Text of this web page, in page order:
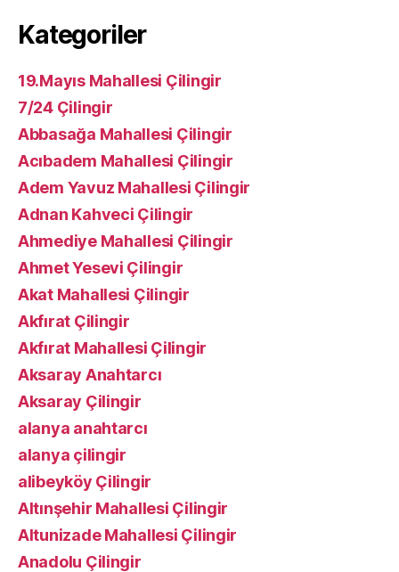
Kategoriler
19.Mayıs Mahallesi Çilingir
7/24 Çilingir
Abbasağa Mahallesi Çilingir
Acıbadem Mahallesi Çilingir
Adem Yavuz Mahallesi Çilingir
Adnan Kahveci Çilingir
Ahmediye Mahallesi Çilingir
Ahmet Yesevi Çilingir
Akat Mahallesi Çilingir
Akfırat Çilingir
Akfırat Mahallesi Çilingir
Aksaray Anahtarcı
Aksaray Çilingir
alanya anahtarcı
alanya çilingir
alibeyköy Çilingir
Altınşehir Mahallesi Çilingir
Altunizade Mahallesi Çilingir
Anadolu Çilingir